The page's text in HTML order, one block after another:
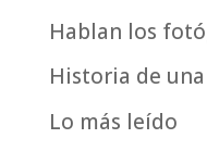
Hablan los
Historia de
Lo más leído